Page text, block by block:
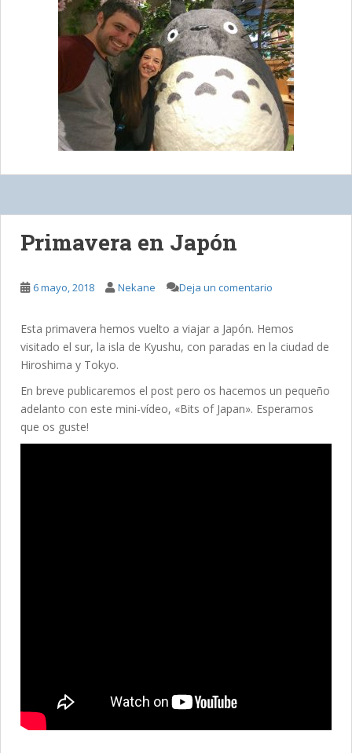
Primavera en Japón
6 mayo, 2018 Nekane Deja un comentario
Esta primavera hemos vuelto a viajar a Japón. Hemos
visitado el sur, la isla de Kyushu, con paradas en la ciudad de
Hiroshima y Tokyo.
En breve publicaremos el post pero os hacemos un pequeño
adelanto con este mini-vídeo, «Bits of Japan». Esperamos
que os guste!